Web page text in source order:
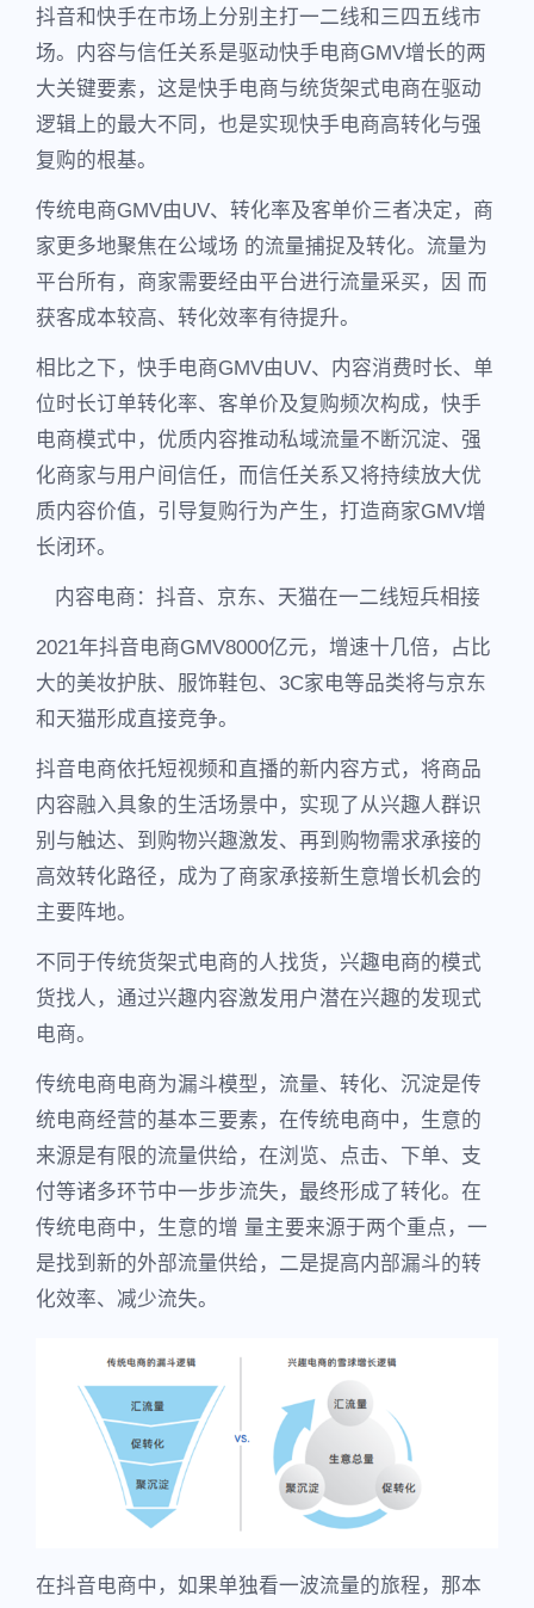
抖音和快手在市场上分别主打一二线和三四五线市
场。内容与信任关系是驱动快手电商GMV增长的两
大关键要素，这是快手电商与统货架式电商在驱动
逻辑上的最大不同，也是实现快手电商高转化与强
复购的根基。
传统电商GMV由UV、转化率及客单价三者决定，商
家更多地聚焦在公域场 的流量捕捉及转化。流量为
平台所有，商家需要经由平台进行流量采买，因 而
获客成本较高、转化效率有待提升。
相比之下，快手电商GMV由UV、内容消费时长、单
位时长订单转化率、客单价及复购频次构成，快手
电商模式中，优质内容推动私域流量不断沉淀、强
化商家与用户间信任，而信任关系又将持续放大优
质内容价值，引导复购行为产生，打造商家GMV增
长闭环。
内容电商：抖音、京东、天猫在一二线短兵相接
2021年抖音电商GMV8000亿元，增速十几倍，占比
大的美妆护肤、服饰鞋包、3C家电等品类将与京东
和天猫形成直接竞争。
抖音电商依托短视频和直播的新内容方式，将商品
内容融入具象的生活场景中，实现了从兴趣人群识
别与触达、到购物兴趣激发、再到购物需求承接的
高效转化路径，成为了商家承接新生意增长机会的
主要阵地。
不同于传统货架式电商的人找货，兴趣电商的模式
货找人，通过兴趣内容激发用户潜在兴趣的发现式
电商。
传统电商电商为漏斗模型，流量、转化、沉淀是传
统电商经营的基本三要素，在传统电商中，生意的
来源是有限的流量供给，在浏览、点击、下单、支
付等诸多环节中一步步流失，最终形成了转化。在
传统电商中，生意的增 量主要来源于两个重点，一
是找到新的外部流量供给，二是提高内部漏斗的转
化效率、减少流失。
在抖音电商中，如果单独看一波流量的旅程，那本